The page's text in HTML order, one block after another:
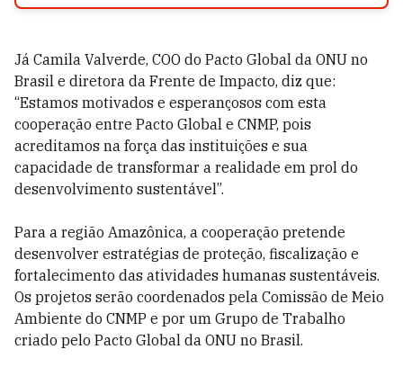
Já Camila Valverde, COO do Pacto Global da ONU no
Brasil e diretora da Frente de Impacto, diz que:
“Estamos motivados e esperançosos com esta
cooperação entre Pacto Global e CNMP, pois
acreditamos na força das instituições e sua
capacidade de transformar a realidade em prol do
desenvolvimento sustentável”.
Para a região Amazônica, a cooperação pretende
desenvolver estratégias de proteção, fiscalização e
fortalecimento das atividades humanas sustentáveis.
Os projetos serão coordenados pela Comissão de Meio
Ambiente do CNMP e por um Grupo de Trabalho
criado pelo Pacto Global da ONU no Brasil.